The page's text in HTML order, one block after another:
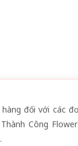
đối với các
Công